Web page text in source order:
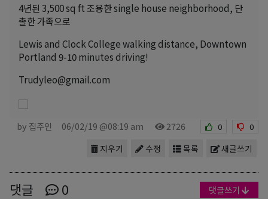
4년된 3,500 sq ft 조용한 single house neighborhood, 단
촐한 가족으로
Lewis and Clock College walking distance, Downtown
Portland 9-10 minutes driving!
Trudyleo@gmail.com
by 집주인 06/02/19 @08:19 am 2726 0 0
새글쓰기
목록
수정
지우기
댓글 0 댓글쓰기